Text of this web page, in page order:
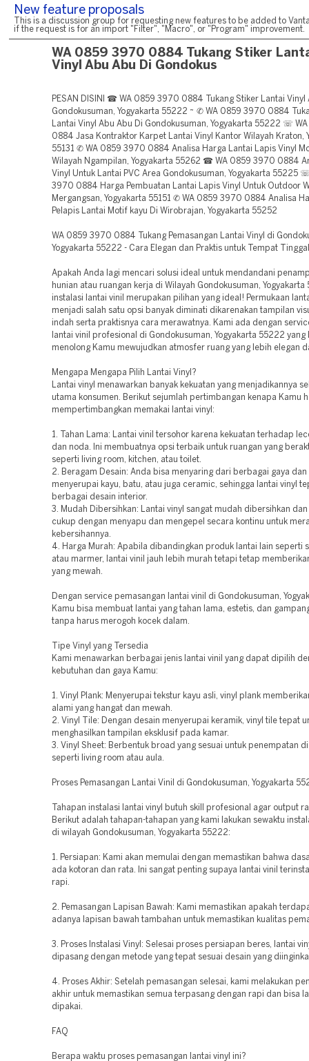
New feature proposals
This is a discussion group for requesting new features to be added to
if the request is for an import "Filter", "Macro", or "Program" improvement.
WA 0859 3970 0884 Tukang Stiker
Vinyl Abu Abu Di Gondokus
PESAN DISINI ☎ WA 0859 3970 0884 Tukang Stiker Lantai Vinyl
Gondokusuman, Yogyakarta 55222 ~ ✆ WA 0859 3970 0884
Lantai Vinyl Abu Abu Di Gondokusuman, Yogyakarta 55222 ☏
0884 Jasa Kontraktor Karpet Lantai Vinyl Kantor Wilayah Kraton,
55131 ✆ WA 0859 3970 0884 Analisa Harga Lantai Lapis Vinyl
Wilayah Ngampilan, Yogyakarta 55262 ☎ WA 0859 3970 0884
Vinyl Untuk Lantai PVC Area Gondokusuman, Yogyakarta 55225
3970 0884 Harga Pembuatan Lantai Lapis Vinyl Untuk Outdoor
Mergangsan, Yogyakarta 55151 ✆ WA 0859 3970 0884 Analisa
Pelapis Lantai Motif kayu Di Wirobrajan, Yogyakarta 55252
WA 0859 3970 0884 Tukang Pemasangan Lantai Vinyl di
Yogyakarta 55222 - Cara Elegan dan Praktis untuk Tempat
Apakah Anda lagi mencari solusi ideal untuk mendandani
hunian atau ruangan kerja di Wilayah Gondokusuman, Yogyakarta
instalasi lantai vinil merupakan pilihan yang ideal! Permukaan
menjadi salah satu opsi banyak diminati dikarenakan tampilan
indah serta praktisnya cara merawatnya. Kami ada dengan
lantai vinil profesional di Gondokusuman, Yogyakarta 55222 yang
menolong Kamu mewujudkan atmosfer ruang yang lebih elegan
Mengapa Mengapa Pilih Lantai Vinyl?
Lantai vinyl menawarkan banyak kekuatan yang menjadikannya
utama konsumen. Berikut sejumlah pertimbangan kenapa Kamu
mempertimbangkan memakai lantai vinyl:
1. Tahan Lama: Lantai vinil tersohor karena kekuatan terhadap
dan noda. Ini membuatnya opsi terbaik untuk ruangan yang
seperti living room, kitchen, atau toilet.
2. Beragam Desain: Anda bisa menyaring dari berbagai gaya dan
menyerupai kayu, batu, atau juga ceramic, sehingga lantai vinyl
berbagai desain interior.
3. Mudah Dibersihkan: Lantai vinyl sangat mudah dibersihkan
cukup dengan menyapu dan mengepel secara kontinu untuk
kebersihannya.
4. Harga Murah: Apabila dibandingkan produk lantai lain seperti
atau marmer, lantai vinil jauh lebih murah tetapi tetap
yang mewah.
Dengan service pemasangan lantai vinil di Gondokusuman,
Kamu bisa membuat lantai yang tahan lama, estetis, dan
tanpa harus merogoh kocek dalam.
Tipe Vinyl yang Tersedia
Kami menawarkan berbagai jenis lantai vinil yang dapat dipilih
kebutuhan dan gaya Kamu:
1. Vinyl Plank: Menyerupai tekstur kayu asli, vinyl plank
alami yang hangat dan mewah.
2. Vinyl Tile: Dengan desain menyerupai keramik, vinyl tile tepat
menghasilkan tampilan eksklusif pada kamar.
3. Vinyl Sheet: Berbentuk broad yang sesuai untuk penempatan
seperti living room atau aula.
Proses Pemasangan Lantai Vinil di Gondokusuman, Yogyakarta
Tahapan instalasi lantai vinyl butuh skill profesional agar output
Berikut adalah tahapan-tahapan yang kami lakukan sewaktu
di wilayah Gondokusuman, Yogyakarta 55222:
1. Persiapan: Kami akan memulai dengan memastikan bahwa
ada kotoran dan rata. Ini sangat penting supaya lantai vinil
rapi.
2. Pemasangan Lapisan Bawah: Kami memastikan apakah
adanya lapisan bawah tambahan untuk memastikan kualitas
3. Proses Instalasi Vinyl: Selesai proses persiapan beres, lantai
dipasang dengan metode yang tepat sesuai desain yang
4. Proses Akhir: Setelah pemasangan selesai, kami melakukan
akhir untuk memastikan semua terpasang dengan rapi dan bisa
dipakai.
FAQ
Berapa waktu proses pemasangan lantai vinyl ini?